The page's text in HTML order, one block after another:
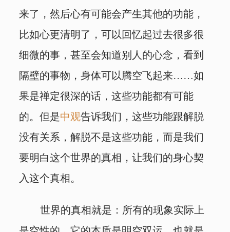
来了，然后心有可能会产生其他的功能，
比如心更清明了，可以回忆起过去很多很
细微的事，甚至会知道别人的心念，看到
隔壁的事物，身体可以腾空飞起来……如
果是禅定很深的话，这些功能都有可能
的。但是中观告诉我们，这些功能跟解脱
没有关系，解脱不是这些功能，而是我们
要明白这个世界的真相，让我们的身心契
入这个真相。
世界的真相就是：所有的现象实际上